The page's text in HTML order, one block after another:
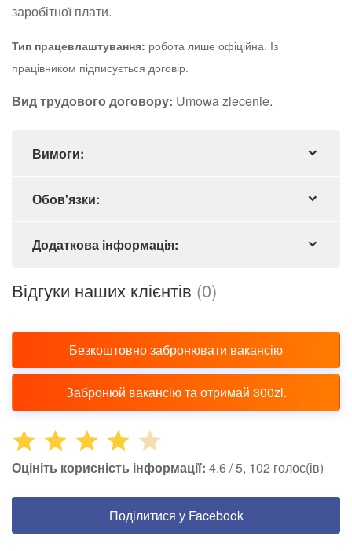
заробітної плати.
Тип працевлаштування: робота лише офіційна. Із
працівником підписується договір.
Вид трудового договору: Umowa zlecenie.
Вимоги:
Обов'язки:
Додаткова інформація:
Відгуки наших клієнтів (0)
Безкоштовно забронювати вакансію
Забронюй вакансію та отримай 300zl.
Оцініть корисність інформації: 4.6 / 5, 102 голос(ів)
Поділитися у Facebook